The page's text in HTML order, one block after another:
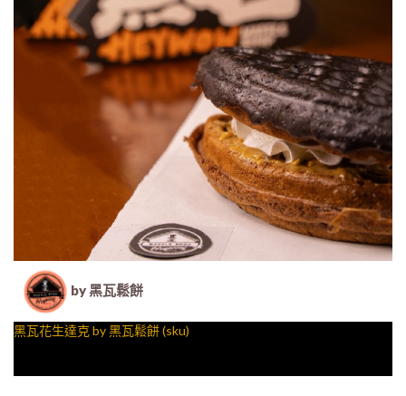
by 黑瓦鬆餅
黑瓦花生達克 by 黑瓦鬆餅 (sku)